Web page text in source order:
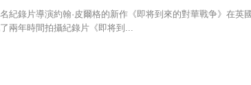
紀錄片導演約翰·皮爾格的新作《即将到來的對華戰争》在英
兩年時間拍攝紀錄片《即将到...